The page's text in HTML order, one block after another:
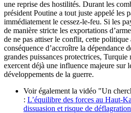
une reprise des hostilités. Durant les
président Poutine a tout juste appelé les
immédiatement le cessez-le-feu. Si les
de manière stricte les exportations
de ne pas attiser le conflit, cette politique
conséquence d’accroître la dépendance
grandes puissances protectrices,
exercent déjà une influence majeure sur
développements de la guerre.
Voir également la vidéo "Un
: L’équilibre des forces au Haut-
dissuasion et risque de déflagration